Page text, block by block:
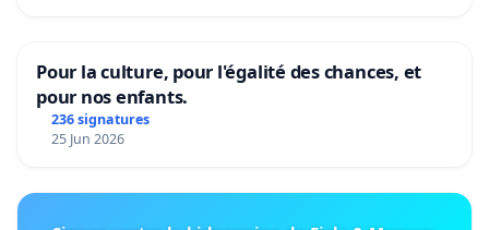
Pour la culture, pour l'égalité des chances, et
pour nos enfants.
236 signatures
25 Jun 2026